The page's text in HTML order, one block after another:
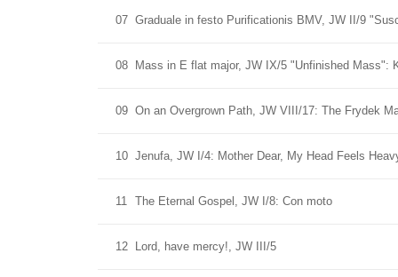
07 Graduale in festo Purificationis BMV, JW II/9
08 Mass in E flat major, JW IX/5 "Unfinished Mass":
09 On an Overgrown Path, JW VIII/17: The Frydek
10 Jenufa, JW I/4: Mother Dear, My Head Feels
11 The Eternal Gospel, JW I/8: Con moto
12 Lord, have mercy!, JW III/5